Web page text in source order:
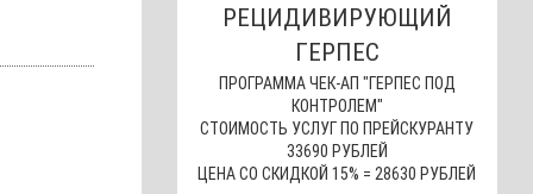
РЕЦИДИВИРУЮЩИЙ
ГЕРПЕС
ПРОГРАММА ЧЕК-АП "ГЕРПЕС ПОД
КОНТРОЛЕМ"
СТОИМОСТЬ УСЛУГ ПО ПРЕЙСКУРАНТУ
33690 РУБЛЕЙ
ЦЕНА СО СКИДКОЙ 15% = 28630 РУБЛЕЙ